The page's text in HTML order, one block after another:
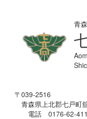
青
〒039-2516
青森県上北郡七戸町
電話 0176-62-